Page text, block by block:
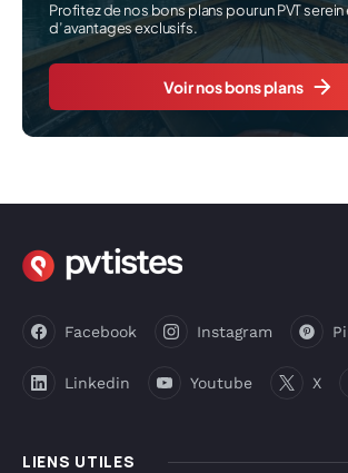
Profitez de nos bons plans pour un PVT
d’avantages exclusifs.
Voir nos bons plans
LIENS UTILES
Facebook Instagram
Linkedin Youtube X